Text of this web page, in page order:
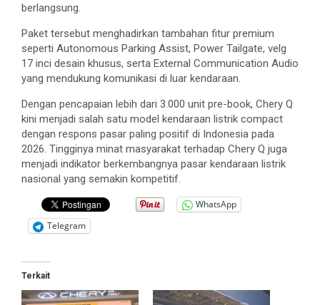
berlangsung.
Paket tersebut menghadirkan tambahan fitur premium
seperti Autonomous Parking Assist, Power Tailgate, velg
17 inci desain khusus, serta External Communication Audio
yang mendukung komunikasi di luar kendaraan.
Dengan pencapaian lebih dari 3.000 unit pre-book, Chery Q
kini menjadi salah satu model kendaraan listrik compact
dengan respons pasar paling positif di Indonesia pada
2026. Tingginya minat masyarakat terhadap Chery Q juga
menjadi indikator berkembangnya pasar kendaraan listrik
nasional yang semakin kompetitif.
WhatsApp
Telegram
Terkait